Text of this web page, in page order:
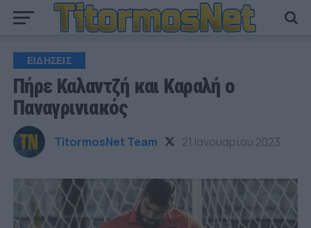
ΕΙΔΗΣΕΙΣ
Πήρε Καλαντζή και Καραλή ο
Παναγρινιακός
TitormosNet Team 21 Ιανουαρίου 2023